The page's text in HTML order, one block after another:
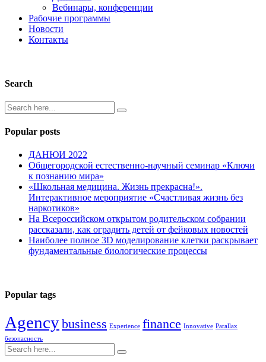
Вебинары, конференции
Рабочие программы
Новости
Контакты
Search
Popular posts
ДАНЮИ 2022
Общегородской естественно-научный семинар «Ключи
к познанию мира»
«Школьная медицина. Жизнь прекрасна!».
Интерактивное мероприятие «Счастливая жизнь без
наркотиков»
На Всероссийском открытом родительском собрании
рассказали, как оградить детей от фейковых новостей
Наиболее полное 3D моделирование клетки раскрывает
фундаментальные биологические процессы
Popular tags
Agencybusiness Experience finance Innovative Parallax
безопасность